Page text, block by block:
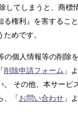
してしまうと、商標
る権利』を害するこ
めです。
の個人情報等の削除
削除申請フォーム 」
。 その他、本サービ
、「お問い合わせ 」